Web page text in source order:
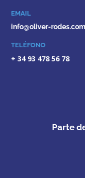
EMAIL
info@oliver-rodes.com
TELÉFONO
+ 34 93 478 56 78
Parte